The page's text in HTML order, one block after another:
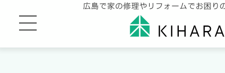
広島で家の修理やリフォームでお困り